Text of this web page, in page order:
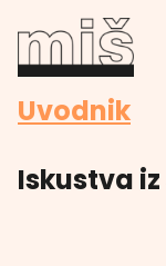
Uvodnik
Iskustva